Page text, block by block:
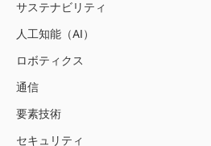
サステナビリティ
人工知能（AI）
ロボティクス
通信
要素技術
セキュリティ